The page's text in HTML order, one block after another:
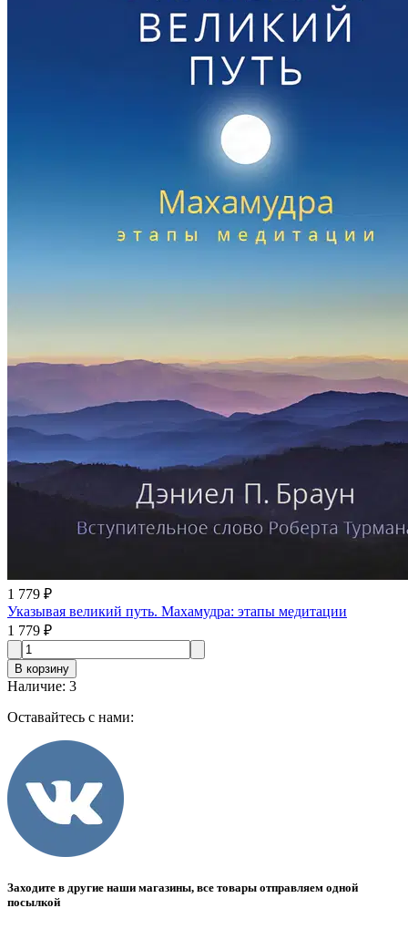
1 779 ₽
Указывая великий путь. Махамудра: этапы медитации
1 779 ₽
В корзину
Наличие: 3
Оставайтесь с нами:
Заходите в другие наши магазины, все товары отправляем одной
посылкой